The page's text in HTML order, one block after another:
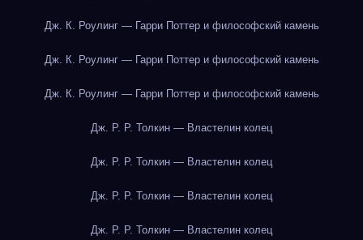
Дж. К. Роулинг — Гарри Поттер и философский камень
Дж. К. Роулинг — Гарри Поттер и философский камень
Дж. К. Роулинг — Гарри Поттер и философский камень
Дж. Р. Р. Толкин — Властелин колец
Дж. Р. Р. Толкин — Властелин колец
Дж. Р. Р. Толкин — Властелин колец
Дж. Р. Р. Толкин — Властелин колец